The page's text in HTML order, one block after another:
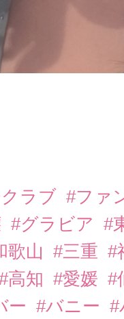
ラブ #ファ
#グラビア
#
歌山 #三重 #
高知 #愛媛 #
ー #バニー #